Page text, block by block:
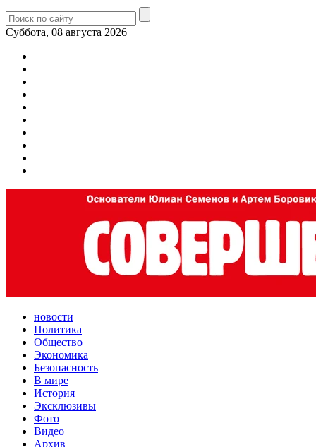
Суббота, 08 августа 2026
новости
Политика
Общество
Экономика
Безопасность
В мире
История
Эксклюзивы
Фото
Видео
Архив